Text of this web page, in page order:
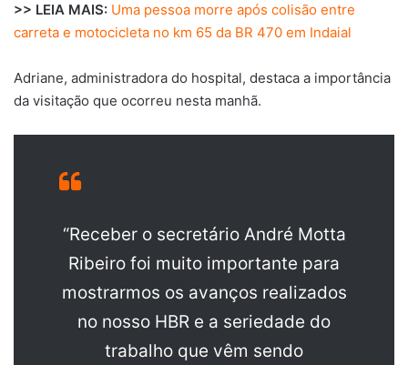
>> LEIA MAIS: Uma pessoa morre após colisão entre
carreta e motocicleta no km 65 da BR 470 em Indaial
Adriane, administradora do hospital, destaca a importância
da visitação que ocorreu nesta manhã.
“Receber o secretário André Motta
Ribeiro foi muito importante para
mostrarmos os avanços realizados
no nosso HBR e a seriedade do
trabalho que vêm sendo